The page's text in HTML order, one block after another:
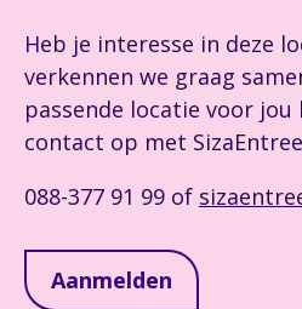
Heb je interesse in deze
verkennen we graag
passende locatie voor jou
contact op met
088-377 91 99 of
Aanmelden